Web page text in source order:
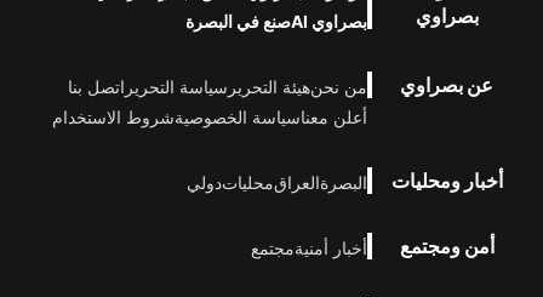
بصراوي
بصراوي AI
صنع في البصرة
عن بصراوي من نحنهيئة التحرير سياسة التحرير اتصل بنا
أعلن معناسياسة الخصوصيةشروط الاستخدام
أخبار ومحليات البصرةالعراقمحلياتدولي
أمن ومجتمع أخبار أمنيةمجتمع